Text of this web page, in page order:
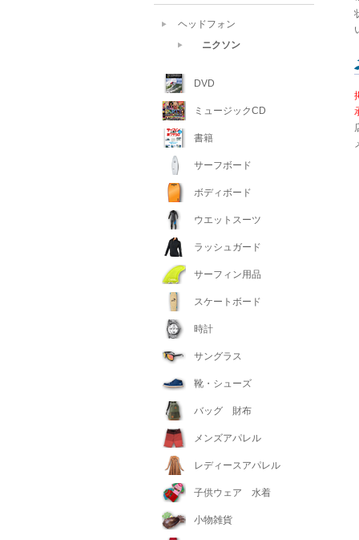
ヘッドフォン
ニクソン
DVD
ミュージックCD
書籍
サーフボード
ボディボード
ウエットスーツ
ラッシュガード
サーフィン用品
スケートボード
時計
サングラス
靴・シューズ
バッグ 財布
メンズアパレル
レディースアパレル
子供ウェア 水着
小物雑貨